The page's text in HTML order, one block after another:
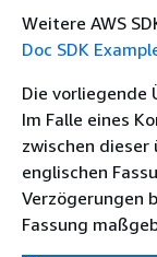
Weitere AWS
Doc SDK
Die vorliegende
Im Falle eines
zwischen
englischen
Verzögerungen
Fassung